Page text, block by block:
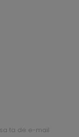
ta de e-mail